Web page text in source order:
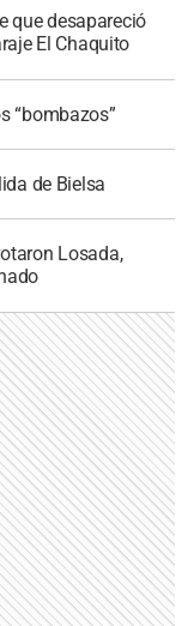
que desapareció
El Chaquito
“bombazos”
de Bielsa
Losada,